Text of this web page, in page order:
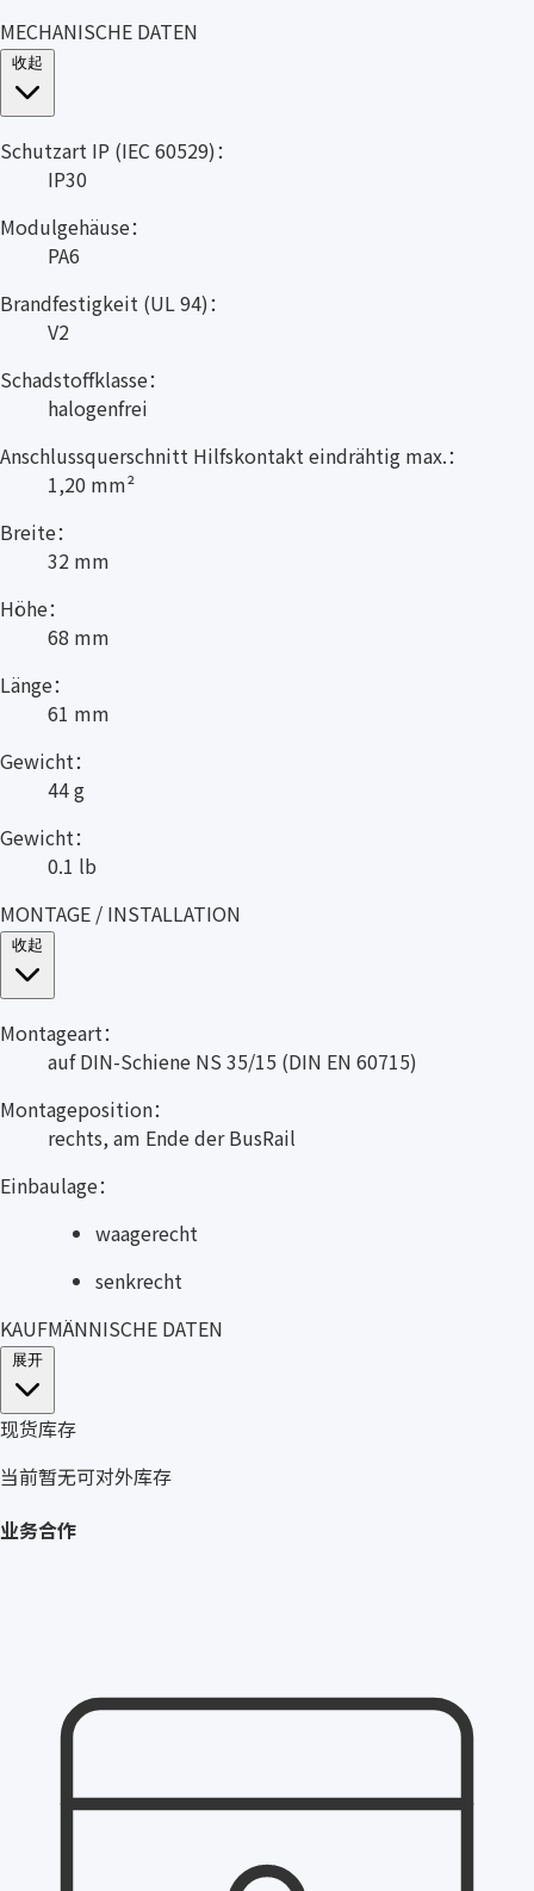
MECHANISCHE DATEN
Schutzart IP (IEC 60529)：
IP30
Modulgehäuse：
PA6
Brandfestigkeit (UL 94)：
V2
Schadstoffklasse：
halogenfrei
Anschlussquerschnitt Hilfskontakt eindrähtig max.：
1,20 mm²
Breite：
32 mm
Höhe：
68 mm
Länge：
61 mm
Gewicht：
44 g
Gewicht：
0.1 lb
MONTAGE / INSTALLATION
Montageart：
auf DIN-Schiene NS 35/15 (DIN EN 60715)
Montageposition：
rechts, am Ende der BusRail
Einbaulage：
waagerecht
senkrecht
KAUFMÄNNISCHE DATEN
现货库存
当前暂无可对外库存
业务合作